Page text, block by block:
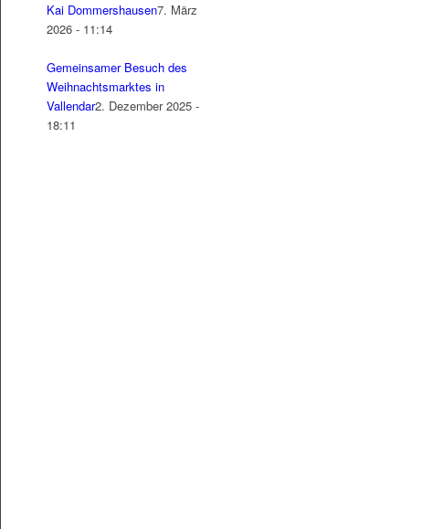
Kai Dommershausen7. März
2026 - 11:14
Gemeinsamer Besuch des
Weihnachtsmarktes in
Vallendar2. Dezember 2025 -
18:11